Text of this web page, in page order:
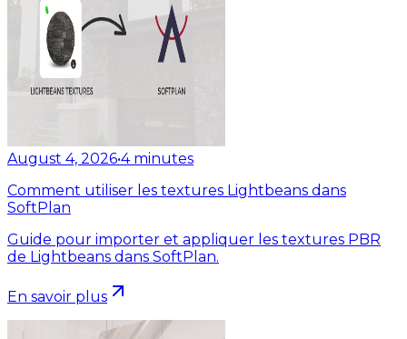
August 4, 2026•4 minutes
Comment utiliser les textures Lightbeans dans
SoftPlan
Guide pour importer et appliquer les textures PBR
de Lightbeans dans SoftPlan.
En savoir plus